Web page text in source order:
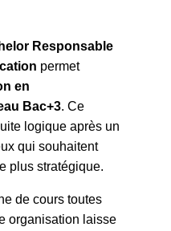
Responsable
permet
en
Bac+3. Ce
logique après un
qui souhaitent
plus stratégique.
de cours toutes
organisation laisse